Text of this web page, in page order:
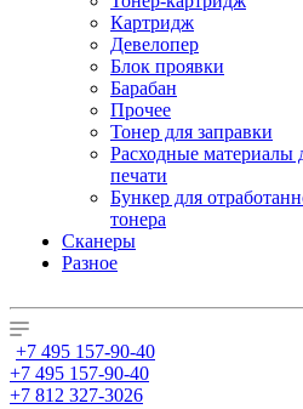
Картридж
Девелопер
Блок проявки
Барабан
Прочее
Тонер для заправки
Расходные материалы
печати
Бункер для
тонера
Сканеры
Разное
+7 495 157-90-40
+7 495 157-90-40
+7 812 327-3026